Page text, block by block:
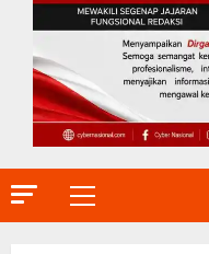
Primary